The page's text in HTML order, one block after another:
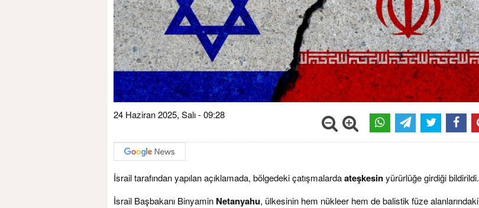
24 Haziran 2025, Salı - 09:28
İsrail tarafından yapılan açıklamada, bölgedeki çatışmalardaateşkesinyürürlüğe girdiği bildirildi.
İsrail Başbakanı Binyamin Netanyahu, ülkesinin hem nükleer hem de balistik füze alanlarındaki